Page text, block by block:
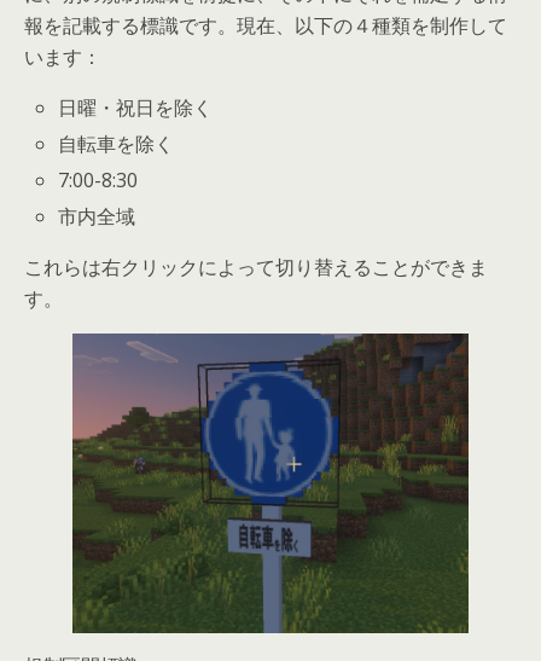
報を記載する標識です。現在、以下の４種類を制作して
います：
日曜・祝日を除く
自転車を除く
7:00-8:30
市内全域
これらは右クリックによって切り替えることができま
す。